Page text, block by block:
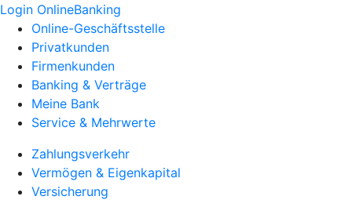
Login OnlineBanking
Online-Geschäftsstelle
Privatkunden
Firmenkunden
Banking & Verträge
Meine Bank
Service & Mehrwerte
Zahlungsverkehr
Vermögen & Eigenkapital
Versicherung